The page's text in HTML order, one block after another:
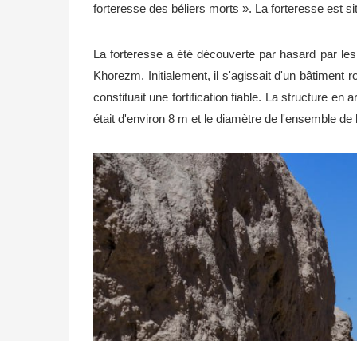
forteresse des béliers morts ». La forteresse est
La forteresse a été découverte par hasard par
Khorezm. Initialement, il s'agissait d'un bâtiment
constituait une fortification fiable. La structure en
était d'environ 8 m et le diamètre de l'ensemble